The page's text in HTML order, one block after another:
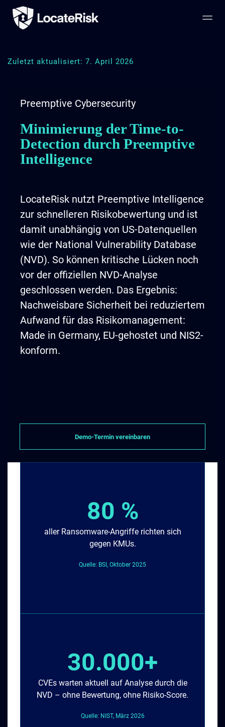
Zuletzt aktualisiert: 7. April 2026
Preemptive Cybersecurity
Minimierung der Time-to-
Detection durch Preemptive
Intelligence
LocateRisk nutzt Preemptive Intelligence
zur schnelleren Risikobewertung und ist
damit unabhängig von US-Datenquellen
wie der National Vulnerability Database
(NVD). So können kritische Lücken noch
vor der offiziellen NVD-Analyse
geschlossen werden. Das Ergebnis:
Nachweisbare Sicherheit bei reduziertem
Aufwand für das Risikomanagement:
Made in Germany, EU-gehostet und NIS2-
konform.
Demo-Termin vereinbaren
80 %
aller Ransomware-Angriffe richten sich
gegen KMUs.
Quelle: BSI, Oktober 2025
30.000+
CVEs warten aktuell auf Analyse durch die
NVD – ohne Bewertung, ohne Risiko-Score.
Quelle: NIST, März 2026